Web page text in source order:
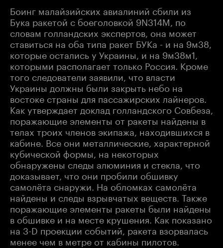
Боинг малайзийских авиалиний сбили из
Бука ракетой с боеголовкой 9N314M, по
словам голландских экспертов, она может
ставиться на оба типа ракет БУКа - и на 9м38,
которые остались у Украины, и на 9м38м1,
которыми располагает только Россия. Кроме
того следователи заявили, что власти
Украины должны были закрыть небо на
востоке страны для пассажирских лайнеров.
Как утверждает доклад голландского Совбеза,
поражающие элементы от ракеты найдены в
телах троих членов экипажа, находившихся в
кабине. Все они металлические, характерной
кубической формы, на некоторых
обнаружены следы алюминия и стекла, что
доказывает, что они пробили обшивку
самолёта снаружи. На обломках самолёта
найдены и следы взрывчатых веществ. Также
поражающие элементы ракеты были найдены
в обшивке и на месте крушения. Как показано
на 3-D проекции событий, ракета взорвалась
менее чем в метре от кабины пилотов.